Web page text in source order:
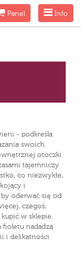
Menu
Info
Panel
- podkreśla
swoich
otoczki
tajemniczy
co niezwykłe,
i
oderwać się od
czegoś,
w sklepie.
fioletu nadadzą
i delikatności